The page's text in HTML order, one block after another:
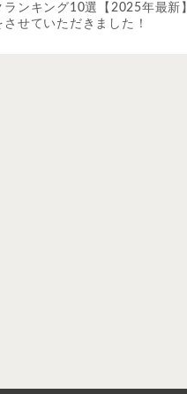
ランキング10選【2025年最新
させていただきました！